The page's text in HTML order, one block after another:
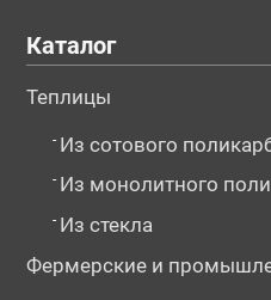
Каталог
Теплицы
- Из сотового
- Из монолитного
- Из стекла
Фермерские и